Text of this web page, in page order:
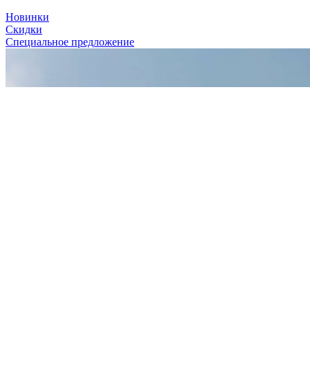
Новинки
Скидки
Специальное предложение